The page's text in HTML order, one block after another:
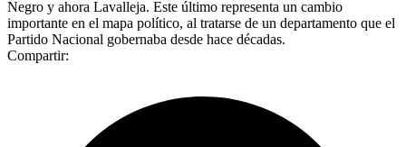
Negro y ahora Lavalleja. Este último representa un cambio
importante en el mapa político, al tratarse de un departamento que el
Partido Nacional gobernaba desde hace décadas.
Compartir: